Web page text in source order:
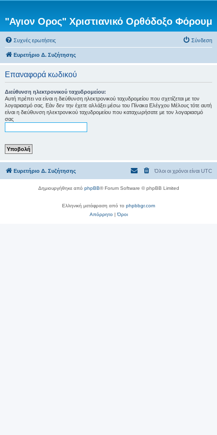
"Αγιον Ορος" Χριστιανικό Ορθόδοξο Φόρουμ
Συχνές ερωτήσεις Σύνδεση
Ευρετήριο Δ. Συζήτησης
Επαναφορά κωδικού
Διεύθυνση ηλεκτρονικού ταχυδρομείου:
Αυτή πρέπει να είναι η διεύθυνση ηλεκτρονικού ταχυδρομείου που σχετίζεται με τον
λογαριασμό σας. Εάν δεν την έχετε αλλάξει μέσω του Πίνακα Ελέγχου Μέλους τότε αυτή
είναι η διεύθυνση ηλεκτρονικού ταχυδρομείου που καταχωρήσατε με τον λογαριασμό
σας
Ευρετήριο Δ. Συζήτησης Όλοι οι χρόνοι είναι UTC
Δημιουργήθηκε από phpBB® Forum Software © phpBB Limited
Ελληνική μετάφραση από το phpbbgr.com
Απόρρητο|Όροι